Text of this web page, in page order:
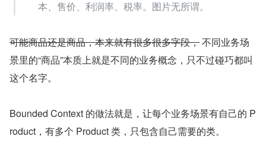
本、售价、利润率、税率。图片无所谓。
可能商品还是商品，本来就有很多很多字段， 不同业务场
景里的“商品”本质上就是不同的业务概念，只不过碰巧都叫
这个名字。
Bounded Context 的做法就是，让每个业务场景有自己的 P
roduct，有多个 Product 类，只包含自己需要的类。